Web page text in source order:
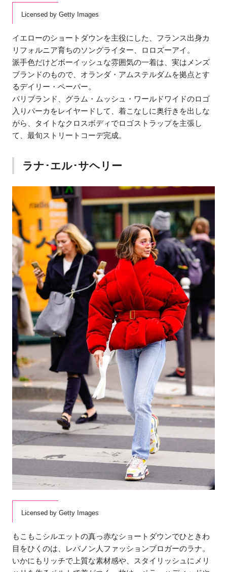
Licensed by Getty Images
イエローのショートダウンを主役にした、フランス出身カ
リフォルニア育ちのソングライター、ロロズーアイ。
派手色だけどボーイッシュな雰囲気の一着は、実はメンズ
ブランドのもので、オランダ・アムステルダムを拠点とす
るデイリー・ペーパー。
パリブランド、グラム・ムッシュ・ワールドワイドのロゴ
入りパーカをレイヤードして、着こなしに奥行きを出しな
がら、タイトなクロスボディでロゴストラップを主張し
て、最旬ストリートコーデ完成。
ラナ･エル･サヘリー
Licensed by Getty Images
もこもこシルエットの真っ赤なショートダウンでひときわ
目をひくのは、レバノン人ファッションブロガーのラナ。
いかにもリッチで上質な素材感や、スタイリッシュにメリ